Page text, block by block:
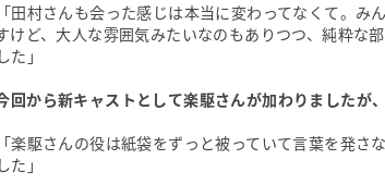
田村さんも会った感じは本当に変わってなくて。み
けど、大人な雰囲気みたいなのもありつつ、純粋な
た」
から新キャストとして楽駆さんが加わりましたが
楽駆さんの役は紙袋をずっと被っていて言葉を発さ
た」